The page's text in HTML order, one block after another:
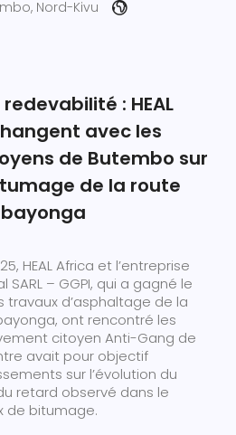
Nord-Kivu
: HEAL
avec les
de Butembo sur
de la route
HEAL Africa et l’entreprise
– GGPI, qui a gagné le
travaux d’asphaltage de la
ont rencontré les
citoyen Anti-Gang de
avait pour objectif
sur l’évolution du
retard observé dans le
de bitumage.